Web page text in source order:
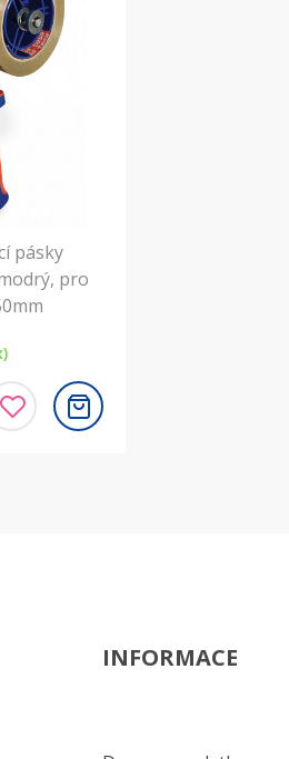
pásky
pro
INFORMACE